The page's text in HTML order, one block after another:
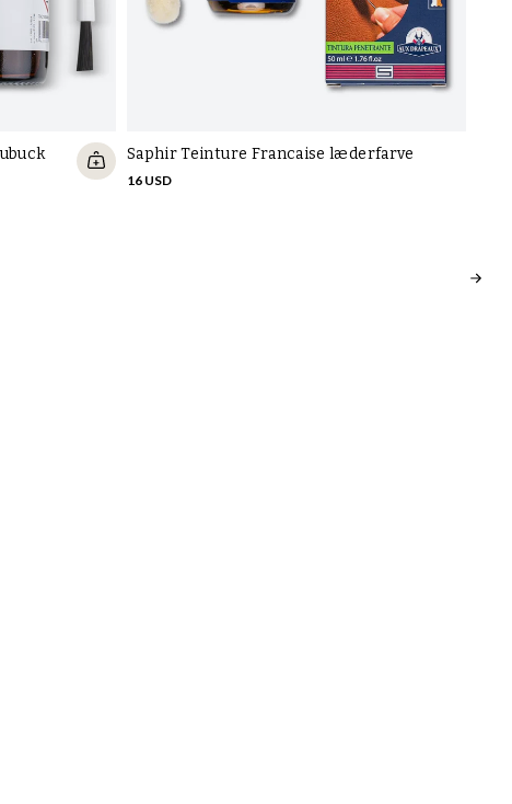
Saphir Teinture Francaise læderfarve
16 USD